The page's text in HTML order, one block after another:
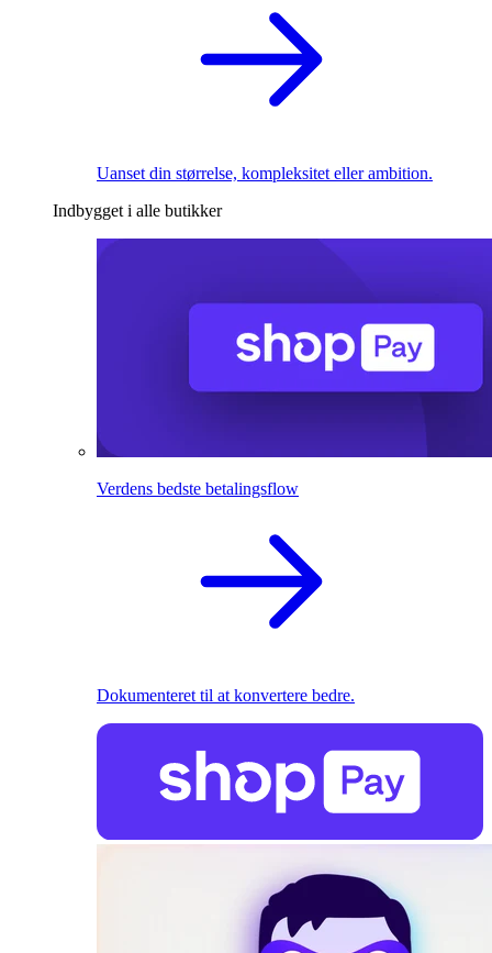
Uanset din størrelse, kompleksitet eller ambition.
Indbygget i alle butikker
Verdens bedste betalingsflow
Dokumenteret til at konvertere bedre.